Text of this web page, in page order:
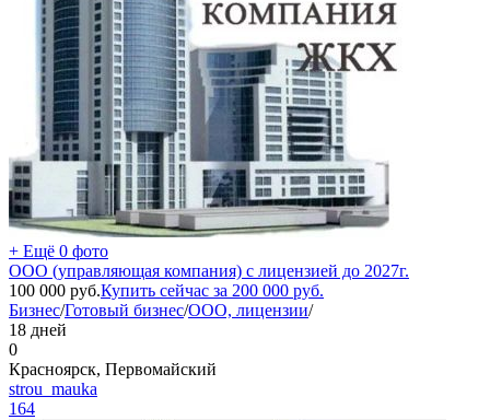
+ Ещё 0 фото
ООО (управляющая компания) с лицензией до 2027г.
100 000 руб.Купить сейчас за 200 000 руб.
Бизнес/Готовый бизнес/ООО, лицензии/
18 дней
0
Красноярск, Первомайский
strou_mauka
164